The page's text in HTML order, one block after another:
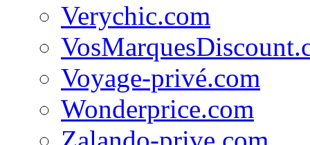
Verychic.com
Voyage-privé.com
Wonderprice.com